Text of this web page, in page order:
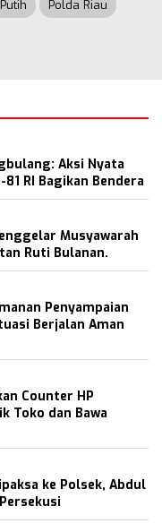
Polda Riau
Aksi Nyata
RI Bagikan Bendera
Musyawarah
Ruti Bulanan.
Penyampaian
Berjalan Aman
Counter HP
Toko dan Bawa
ke Polsek, Abdul